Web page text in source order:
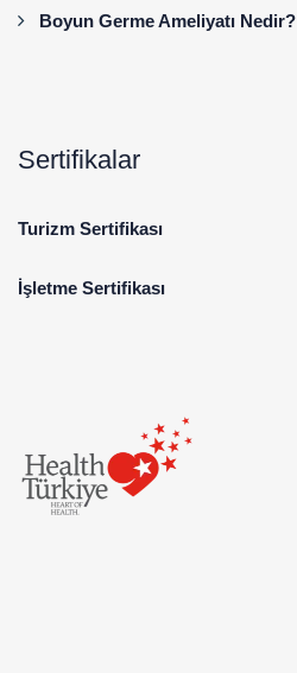
Boyun Germe Ameliyatı Nedir?
Sertifikalar
Turizm Sertifikası
İşletme Sertifikası